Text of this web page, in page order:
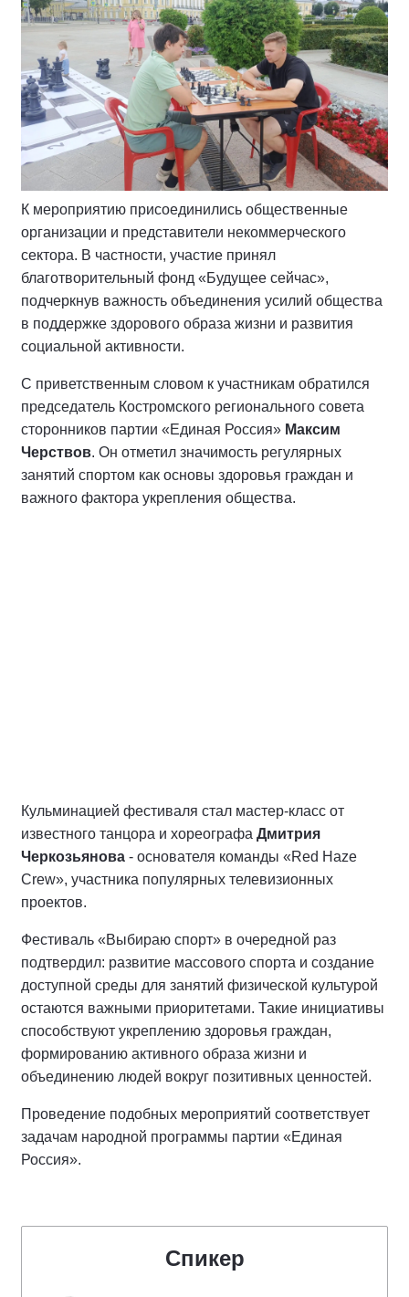
К мероприятию присоединились общественные
организации и представители некоммерческого
сектора. В частности, участие принял
благотворительный фонд «Будущее сейчас»,
подчеркнув важность объединения усилий общества
в поддержке здорового образа жизни и развития
социальной активности.
С приветственным словом к участникам обратился
председатель Костромского регионального совета
сторонников партии «Единая Россия» Максим
Черствов. Он отметил значимость регулярных
занятий спортом как основы здоровья граждан и
важного фактора укрепления общества.
Кульминацией фестиваля стал мастер-класс от
известного танцора и хореографа Дмитрия
Черкозьянова - основателя команды «Red Haze
Crew», участника популярных телевизионных
проектов.
Фестиваль «Выбираю спорт» в очередной раз
подтвердил: развитие массового спорта и создание
доступной среды для занятий физической культурой
остаются важными приоритетами. Такие инициативы
способствуют укреплению здоровья граждан,
формированию активного образа жизни и
объединению людей вокруг позитивных ценностей.
Проведение подобных мероприятий соответствует
задачам народной программы партии «Единая
Россия».
Спикер